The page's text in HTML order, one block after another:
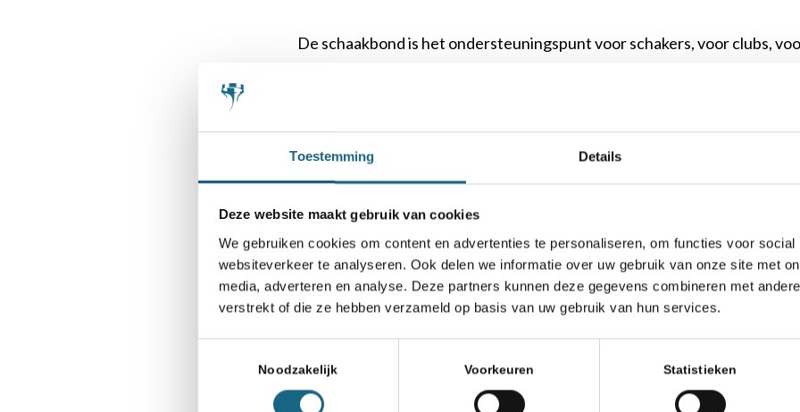
Toestemming Details
Deze website maakt gebruik van cookies
We gebruiken cookies om content en advertenties te personaliseren, om functies voor social
websiteverkeer te analyseren. Ook delen we informatie over uw gebruik van onze site met
media, adverteren en analyse. Deze partners kunnen deze gegevens combineren met
verstrekt of die ze hebben verzameld op basis van uw gebruik van hun services.
Noodzakelijk Voorkeuren Statistieken
De schaakbond is het ondersteuningspunt voor schakers, voor clubs,
Abonneer je hier op de maandelijkse
Schaakbond.nl wordt mede mogelijk gemaakt